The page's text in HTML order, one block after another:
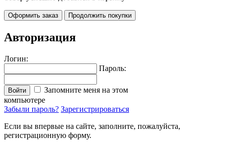
Оформить заказ Продолжить покупки
Авторизация
Логин:
Пароль:
Войти
Запомните меня на этом
компьютере
Забыли пароль? Зарегистрироваться
Если вы впервые на сайте, заполните, пожалуйста,
регистрационную форму.